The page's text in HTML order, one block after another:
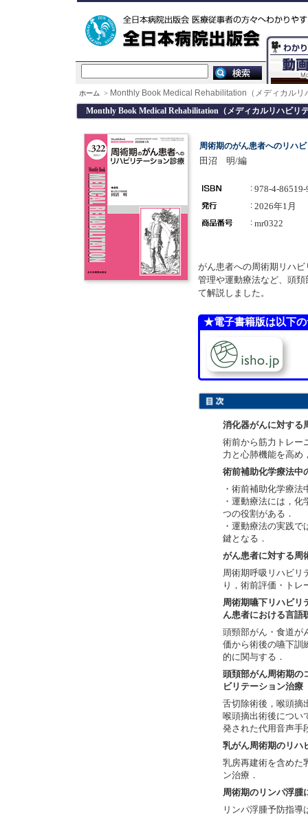
ホーム > Monthly Book Medical Rehabilitation（メディカルリ
Monthly Book Medical Rehabilitation（メディカルリハビリ
周術期のがん患者へのリハ
田沼 明/編
978-4-
2026年1月
mr0322
がん患者への周術期リハ
管理や運動療法など、頭
て解説しました。
★電子書籍版は以下
消化器がんに対する
術前から筋力トレー
力と心肺機能を高め
術前補助化学療法中
・術前補助化学療
・運動療法には，
つの役割がある．
・運動療法の実践
鍵となる．
がん患者に対する周
周術期呼吸リハビリ
り，術前評価・トレ
周術期嚥下リハビ
ん患者における言
頭頸部がん・食道が
価から術後の嚥下訓
的に関与する．
頭頚部がん周術期の
ビリテーション治療
舌切除術後，喉頭摘
喉頭摘出術後につい
発された代用音声手
乳がん周術期のリハ
乳房再建術を含めた
ン治療．
周術期のリンパ浮腫
リンパ浮腫予防指